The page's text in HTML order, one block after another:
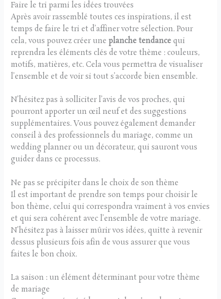
Faire le tri parmi les idées trouvées
Après avoir rassemblé toutes ces inspirations, il est
temps de faire le tri et d’affiner votre sélection. Pour
cela, vous pouvez créer uneplanche tendance qui
reprendra les éléments clés de votre thème : couleurs,
motifs, matières, etc. Cela vous permettra de visualiser
l’ensemble et de voir si tout s’accorde bien ensemble.
N’hésitez pas à solliciter l’avis de vos proches, qui
pourront apporter un œil neuf et des suggestions
supplémentaires. Vous pouvez également demander
conseil à des professionnels du mariage, comme un
wedding planner ou un décorateur, qui sauront vous
guider dans ce processus.
Ne pas se précipiter dans le choix de son thème
Il est important de prendre son temps pour choisir le
bon thème, celui qui correspondra vraiment à vos envies
et qui sera cohérent avec l’ensemble de votre mariage.
N’hésitez pas à laisser mûrir vos idées, quitte à revenir
dessus plusieurs fois afin de vous assurer que vous
faites le bon choix.
La saison : un élément déterminant pour votre thème
de mariage